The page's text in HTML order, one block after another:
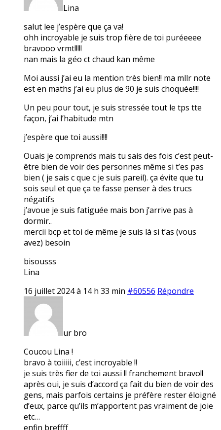
Lina
salut lee j’espère que ça va!
ohh incroyable je suis trop fière de toi puréeeee
bravooo vrmt!!!!!
nan mais la géo ct chaud kan même
Moi aussi j’ai eu la mention très bien!! ma mllr note
est en maths j’ai eu plus de 90 je suis choquée!!!!
Un peu pour tout, je suis stressée tout le tps tte
façon, j’ai l’habitude mtn
j’espère que toi aussi!!!!
Ouais je comprends mais tu sais des fois c’est peut-
être bien de voir des personnes même si t’es pas
bien ( je sais c que c je suis pareil). ça évite que tu
sois seul et que ça te fasse penser à des trucs
négatifs
j’avoue je suis fatiguée mais bon j’arrive pas à
dormir..
mercii bcp et toi de même je suis là si t’as (vous
avez) besoin
bisousss
Lina
16 juillet 2024 à 14 h 33 min #60556 Répondre
ur bro
Coucou Lina !
bravo à toiiiii, c’est incroyable !!
je suis très fier de toi aussi !! franchement bravo!!
après oui, je suis d’accord ça fait du bien de voir des
gens, mais parfois certains je préfère rester éloigné
d’eux, parce qu’ils m’apportent pas vraiment de joie
etc…
enfin breffff